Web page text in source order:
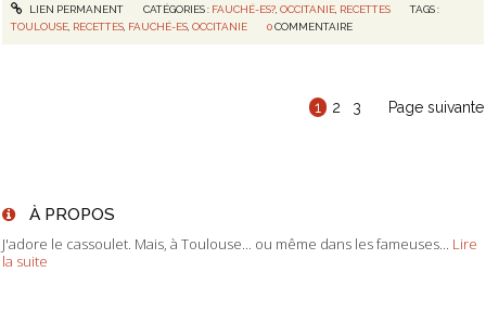
LIEN PERMANENT CATÉGORIES : FAUCHÉ-ES?, OCCITANIE, RECETTES
TAGS :
TOULOUSE RECETTES FAUCHÉ-ES ,OCCITANIE 0 COMMENTAIRE
1 2 3 Page suivante
À PROPOS
J'adore le cassoulet. Mais, à Toulouse... ou même dans les fameuses...
Lire
la suite